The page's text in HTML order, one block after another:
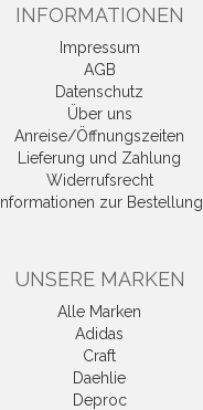
INFORMATIONEN
Impressum
AGB
Datenschutz
Über uns
Anreise/Öffnungszeiten
Lieferung und Zahlung
Widerrufsrecht
Informationen zur Bestellung
UNSERE MARKEN
Alle Marken
Adidas
Craft
Daehlie
Deproc